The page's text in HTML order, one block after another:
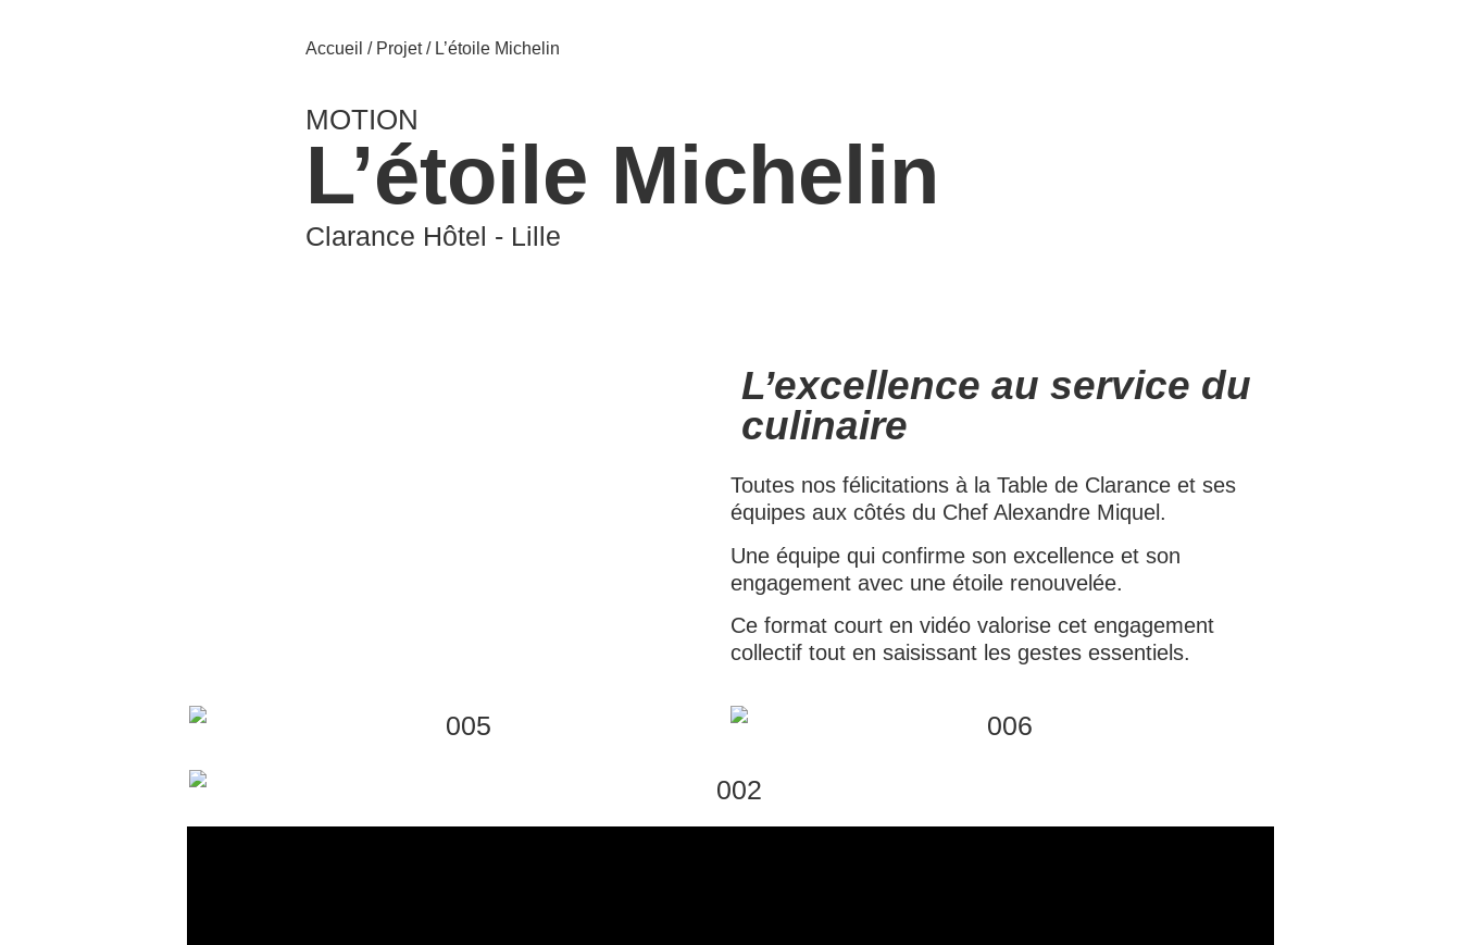
Accueil / Projet/ L’étoile Michelin
MOTION
L’étoile Michelin
Clarance Hôtel - Lille
L’excellence au service du
culinaire
Toutes nos félicitations à la Table de Clarance et ses
équipes aux côtés du Chef Alexandre Miquel.
Une équipe qui confirme son excellence et son
engagement avec une étoile renouvelée.
Ce format court en vidéo valorise cet engagement
collectif tout en saisissant les gestes essentiels.